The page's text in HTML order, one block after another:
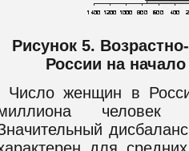
Рисунок 5.
России на
Число женщин в
человек